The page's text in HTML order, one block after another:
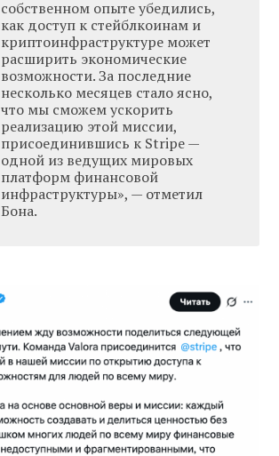
собственном опыте убедились,
как доступ к стейблкоинам и
криптоинфраструктуре может
расширить экономические
возможности. За последние
несколько месяцев стало ясно,
что мы сможем ускорить
реализацию этой миссии,
присоединившись к Stripe —
одной из ведущих мировых
платформ финансовой
инфраструктуры», — отметил
Бона.